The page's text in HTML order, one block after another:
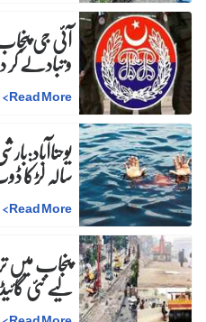
و تبادلے
Read More
>
سالہ لڑکا
Read More
>
پنجاب میں
لیے نئی